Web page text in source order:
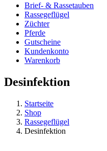
Brief- & Rassetauben
Rassegeflügel
Züchter
Pferde
Gutscheine
Kundenkonto
Warenkorb
Desinfektion
Startseite
Shop
Rassegeflügel
Desinfektion